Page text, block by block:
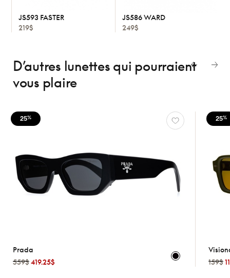
JS593 FASTER
219$
JS586 WARD
249$
D’autres lunettes qui pourraient
vous plaire
Prada
559$419.25$
25%
159$
25%